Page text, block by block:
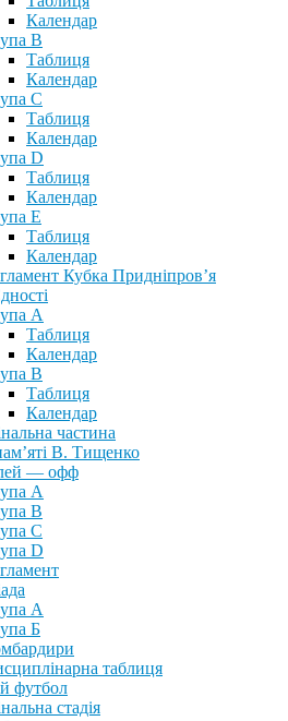
Календар
В
Таблиця
Календар
С
Таблиця
Календар
D
Таблиця
Календар
Е
Таблиця
Календар
Кубка Придніпров’я
А
Таблиця
Календар
В
Таблиця
Календар
частина
В. Тищенко
— офф
А
B
С
D
А
Б
таблиця
футбол
стадія